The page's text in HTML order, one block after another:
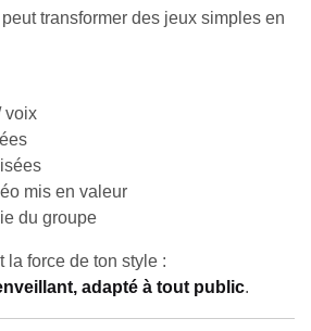
transformer des jeux simples en
voix
mis en valeur
du groupe
la force de ton style :
adapté à tout public.